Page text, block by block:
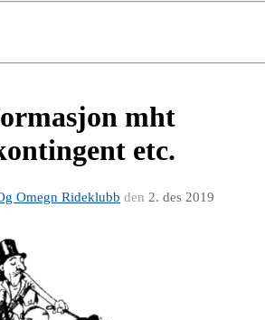
mht
etc.
Omegn Rideklubb den 2. des 2019